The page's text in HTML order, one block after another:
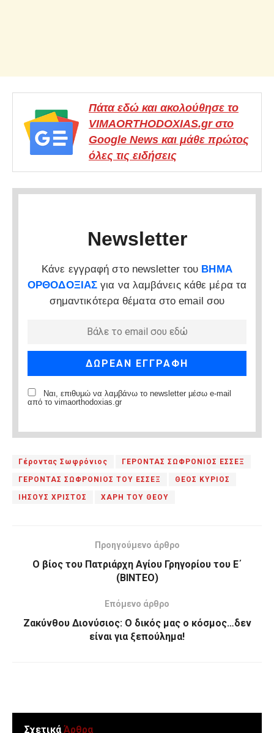
Πάτα εδώ και ακολούθησε το
VIMAORTHODOXIAS.gr στο
Google News και μάθε πρώτος
όλες τις ειδήσεις
Newsletter
Κάνε εγγραφή στο newsletter του ΒΗΜΑ
ΟΡΘΟΔΟΞΙΑΣ για να λαμβάνεις κάθε μέρα τα
σημαντικότερα θέματα στο email σου
Ναι, επιθυμώ να λαμβάνω το newsletter μέσω e-mail
από το vimaorthodoxias.gr
Γέροντας Σωφρόνιος ΓΕΡΟΝΤΑΣ ΣΩΦΡΟΝΙΟΣ ΕΣΣΕΞ
ΓΕΡΟΝΤΑΣ ΣΩΦΡΟΝΙΟΣ ΤΟΥ ΕΣΣΕΞ ΘΕΟΣ ΚΥΡΙΟΣ
ΙΗΣΟΥΣ ΧΡΙΣΤΟΣ ΧΑΡΗ ΤΟΥ ΘΕΟΥ
Προηγούμενο άρθρο
Ο βίος του Πατριάρχη Αγίου Γρηγορίου του Ε΄
(BINTEO)
Επόμενο άρθρο
Ζακύνθου Διονύσιος: Ο δικός μας ο κόσμος…δεν
είναι για ξεπούλημα!
ΣχετικάΆρθρα